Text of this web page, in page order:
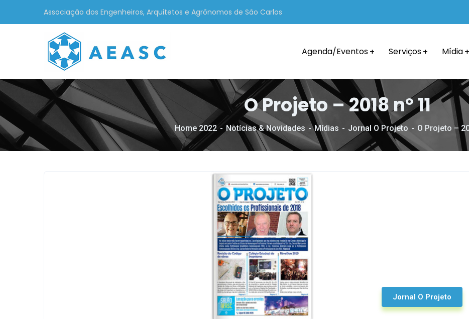
Associação dos Engenheiros, Arquitetos e Agrônomos de São Carlos
Agenda/Eventos Serviços Mídia
O Projeto – 2018 nº 11
Home 2022 Notícias & Novidades Mídias Jornal O Projeto O Projeto –
Jornal O Projeto